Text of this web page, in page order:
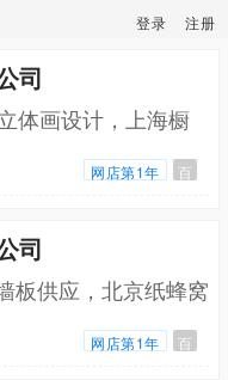
登录 注册
司
体画设计，上海橱
网店第1年 百
司
板供应，北京纸蜂窝
网店第1年 百